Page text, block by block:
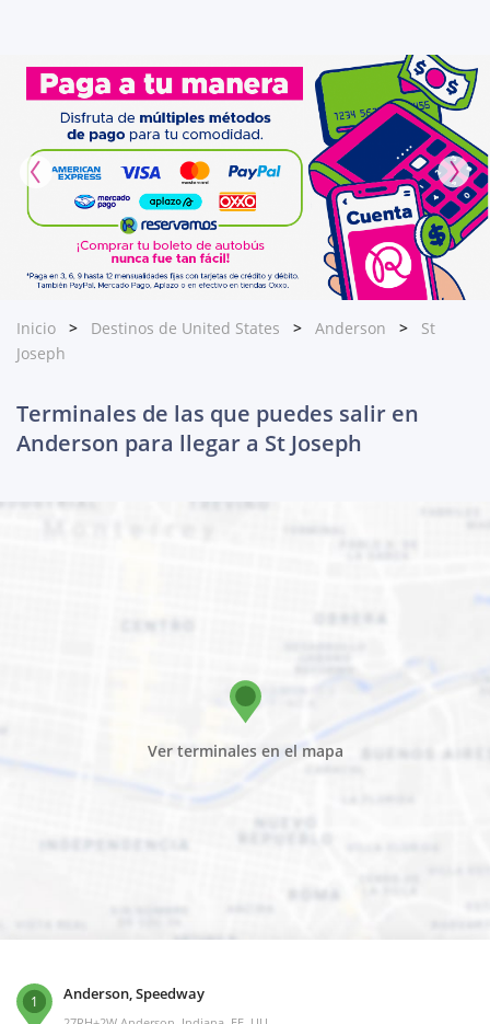
Inicio Destinos de United States Anderson
St
Joseph
Terminales de las que puedes salir en
Anderson para llegar a St Joseph
Ver terminales en el mapa
1 Anderson, Speedway